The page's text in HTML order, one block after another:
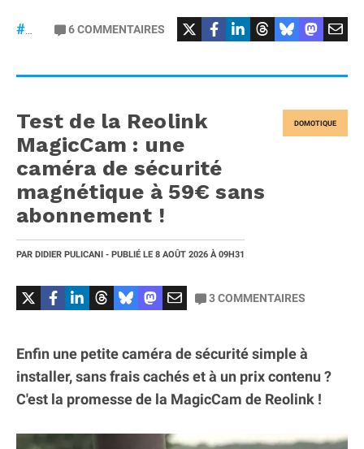
#macOS 6COMMENTAIRES
DOMOTIQUE
Test de la Reolink
MagicCam : une
caméra de sécurité
magnétique à 59€ sans
abonnement !
PAR DIDIER PULICANI - PUBLIÉ LE 8 AOÛT 2026 À 09H31
3COMMENTAIRES
Enfin une petite caméra de sécurité simple à
installer, sans frais cachés et à un prix contenu ?
C'est la promesse de la MagicCam de Reolink !